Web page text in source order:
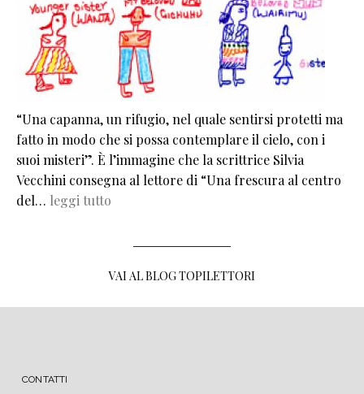
“Una capanna, un rifugio, nel quale sentirsi protetti ma
fatto in modo che si possa contemplare il cielo, con i
suoi misteri”. È l’immagine che la scrittrice Silvia
Vecchini consegna al lettore di “Una frescura al centro
del… leggi tutto
VAI AL BLOG TOPILETTORI
MENU FOOTER
CONTATTI